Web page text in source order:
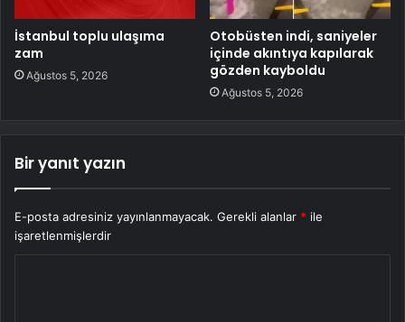
İstanbul toplu ulaşıma
zam
Ağustos 5, 2026
Otobüsten indi, saniyeler
içinde akıntıya kapılarak
gözden kayboldu
Ağustos 5, 2026
Bir yanıt yazın
E-posta adresiniz yayınlanmayacak. Gerekli alanlar * ile
işaretlenmişlerdir